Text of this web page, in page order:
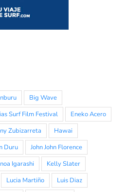
Big Wave
Surf Film Festival
Eneko Acero
Zubizarreta
Hawai
Duru
John John Florence
Igarashi
Kelly Slater
Lucia Martiño
Luis Diaz